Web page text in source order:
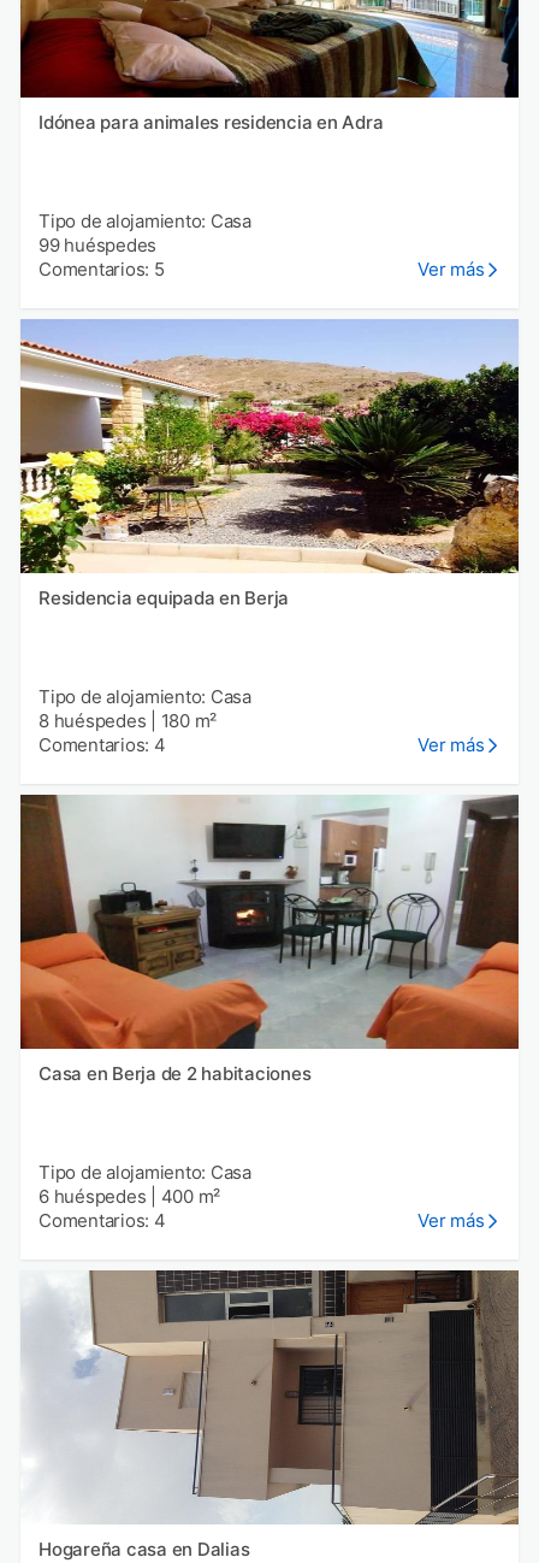
Idónea para animales residencia en Adra
Tipo de alojamiento: Casa
99 huéspedes
Comentarios: 5
Ver más
Residencia equipada en Berja
Tipo de alojamiento: Casa
8 huéspedes
180 m²
Comentarios: 4
Ver más
Casa en Berja de 2 habitaciones
Tipo de alojamiento: Casa
6 huéspedes
400 m²
Comentarios: 4
Ver más
Hogareña casa en Dalias